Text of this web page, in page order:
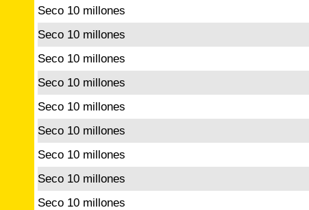
Seco 10 millones
Seco 10 millones
Seco 10 millones
Seco 10 millones
Seco 10 millones
Seco 10 millones
Seco 10 millones
Seco 10 millones
Seco 10 millones